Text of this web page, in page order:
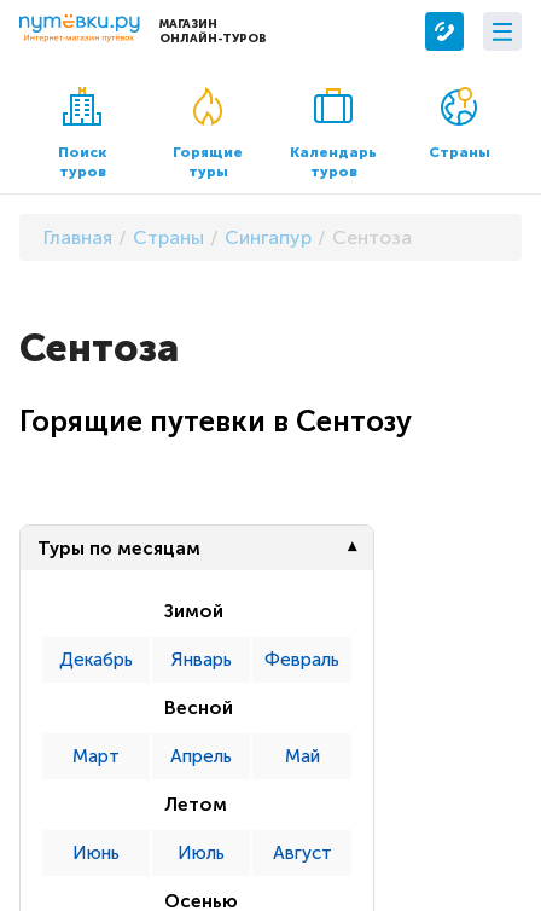
МАГАЗИН
ОНЛАЙН-ТУРОВ
Сервисы
Бронирование отелей
Трансфер
О компании
О нас
Контакты
Документы и реквизиты
Поиск
туров
Горящие
туры
Календарь
туров
Страны
Главная Страны Сингапур Сентоза
Сентоза
Горящие путевки в Сентозу
Туры по месяцам
Зимой
Декабрь Январь Февраль
Весной
Март Апрель Май
Летом
Июнь Июль Август
Осенью